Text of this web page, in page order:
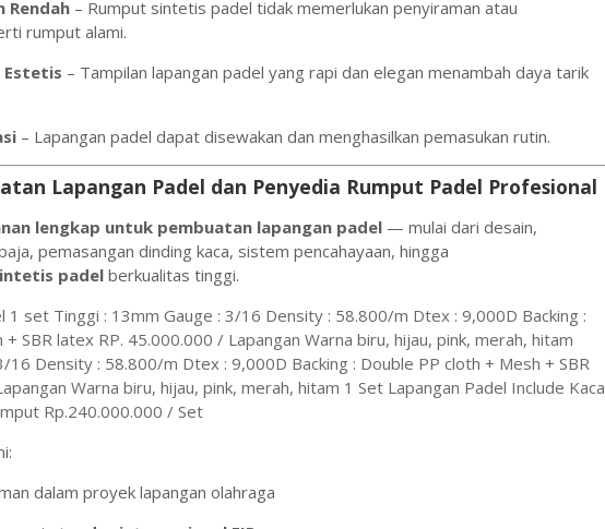
Rendah – Rumput sintetis padel tidak memerlukan penyiraman atau
rumput alami.
Estetis – Tampilan lapangan padel yang rapi dan elegan menambah daya tarik
– Lapangan padel dapat disewakan dan menghasilkan pemasukan rutin.
Lapangan Padel dan Penyedia Rumput Padel Profesional
lengkap untuk pembuatan lapangan padel — mulai dari desain,
pemasangan dinding kaca, sistem pencahayaan, hingga
padelberkualitas tinggi.
1 set Tinggi : 13mm Gauge : 3/16 Density : 58.800/m Dtex : 9,000D Backing :
SBR latex RP. 45.000.000 / Lapangan Warna biru, hijau, pink, merah, hitam
16 Density : 58.800/m Dtex : 9,000D Backing : Double PP cloth + Mesh + SBR
Warna biru, hijau, pink, merah, hitam 1 Set Lapangan Padel Include Kaca
Rp.240.000.000 / Set
dalam proyek lapangan olahraga